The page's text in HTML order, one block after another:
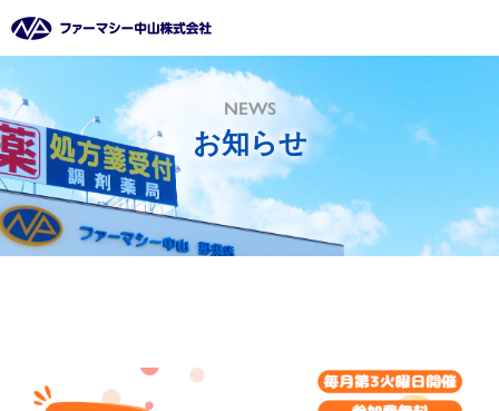
NEWS
お知らせ